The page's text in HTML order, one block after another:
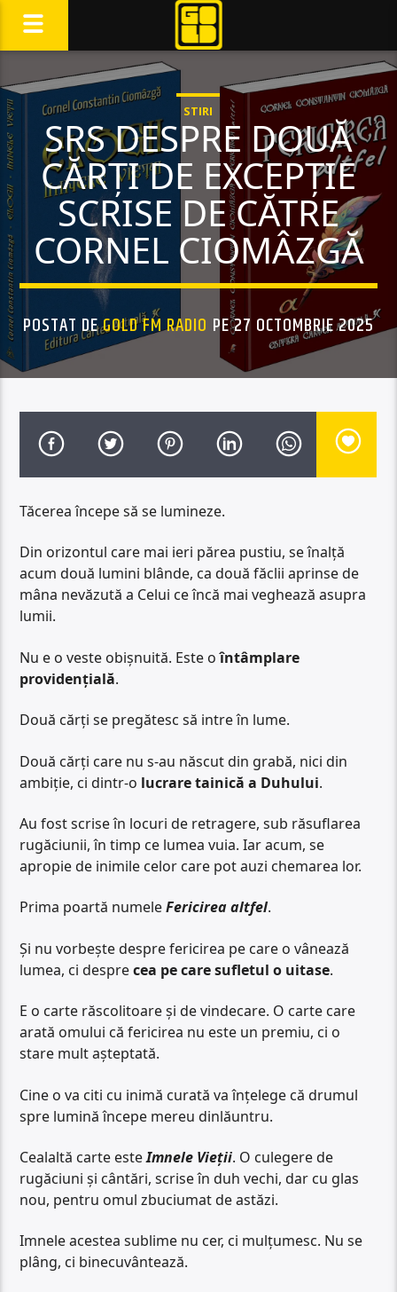
STIRI
SRS DESPRE DOUĂ
CĂRȚI DE EXCEPȚIE
SCRISE DE CĂTRE
CORNEL CIOMÂZGĂ
POSTAT DEGOLD FM RADIO PE 27 OCTOMBRIE 2025
Tăcerea începe să se lumineze.
Din orizontul care mai ieri părea pustiu, se înalță
acum două lumini blânde, ca două făclii aprinse de
mâna nevăzută a Celui ce încă mai veghează asupra
lumii.
Nu e o veste obișnuită. Este oîntâmplare
providențială.
Două cărți se pregătesc să intre în lume.
Două cărți care nu s-au născut din grabă, nici din
ambiție, ci dintr-o lucrare tainică a Duhului.
Au fost scrise în locuri de retragere, sub răsuflarea
rugăciunii, în timp ce lumea vuia. Iar acum, se
apropie de inimile celor care pot auzi chemarea lor.
Prima poartă numeleFericirea altfel.
Și nu vorbește despre fericirea pe care o vânează
lumea, ci desprecea pe care sufletul o uitase.
E o carte răscolitoare și de vindecare. O carte care
arată omului că fericirea nu este un premiu, ci o
stare mult așteptată.
Cine o va citi cu inimă curată va înțelege că drumul
spre lumină începe mereu dinlăuntru.
Cealaltă carte esteImnele Vieții. O culegere de
rugăciuni și cântări, scrise în duh vechi, dar cu glas
nou, pentru omul zbuciumat de astăzi.
Imnele acestea sublime nu cer, ci mulțumesc. Nu se
plâng, ci binecuvântează.